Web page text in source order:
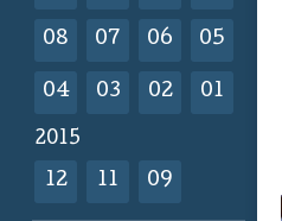
08 07 06 05
04 03 02 01
2015
12 11 09